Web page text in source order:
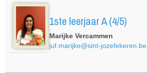
1ste leerjaar A (4/5)
Marijke Vercammen
juf.marijke@sint-jozefekeren.be